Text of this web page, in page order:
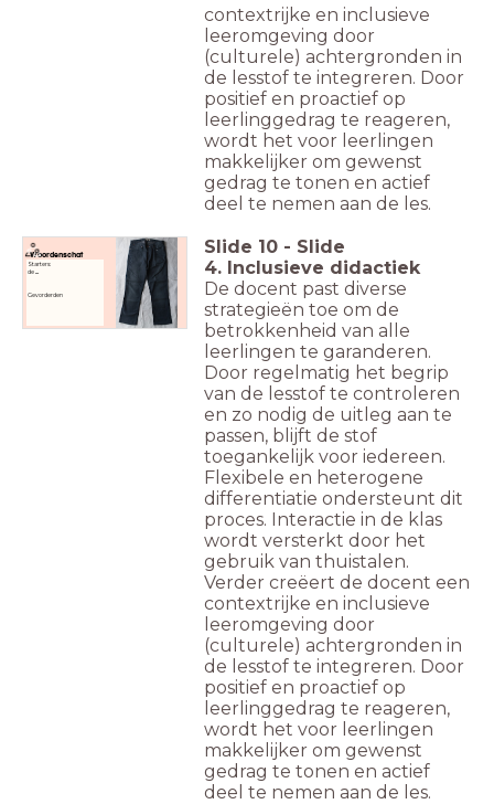
contextrijke en inclusieve
leeromgeving door
(culturele) achtergronden in
de lesstof te integreren. Door
positief en proactief op
leerlinggedrag te reageren,
wordt het voor leerlingen
makkelijker om gewenst
gedrag te tonen en actief
deel te nemen aan de les.
Woordenschat
Starters:
de
Gevorderden
Slide 10 - Slide
4. Inclusieve didactiek
De docent past diverse
strategieën toe om de
betrokkenheid van alle
leerlingen te garanderen.
Door regelmatig het begrip
van de lesstof te controleren
en zo nodig de uitleg aan te
passen, blijft de stof
toegankelijk voor iedereen.
Flexibele en heterogene
differentiatie ondersteunt dit
proces. Interactie in de klas
wordt versterkt door het
gebruik van thuistalen.
Verder creëert de docent een
contextrijke en inclusieve
leeromgeving door
(culturele) achtergronden in
de lesstof te integreren. Door
positief en proactief op
leerlinggedrag te reageren,
wordt het voor leerlingen
makkelijker om gewenst
gedrag te tonen en actief
deel te nemen aan de les.